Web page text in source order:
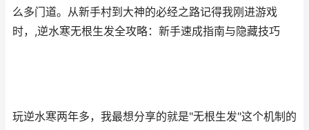
么多门道。从新手村到大神的必经之路记得我刚进游戏
时，,逆水寒无根生发全攻略：新手速成指南与隐藏技巧
玩逆水寒两年多，我最想分享的就是"无根生发"这个机制的